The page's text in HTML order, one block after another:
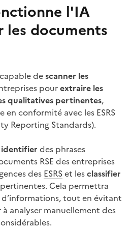
l'IA
les documents
descanner les
pourextraire les
qualitatives pertinentes,
en conformité avec les ESRS
Reporting Standards).
identifier des phrases
RSE des entreprises
des ESRSet lesclassifier
Cela permettra
tout en évitant
à analyser manuellement des